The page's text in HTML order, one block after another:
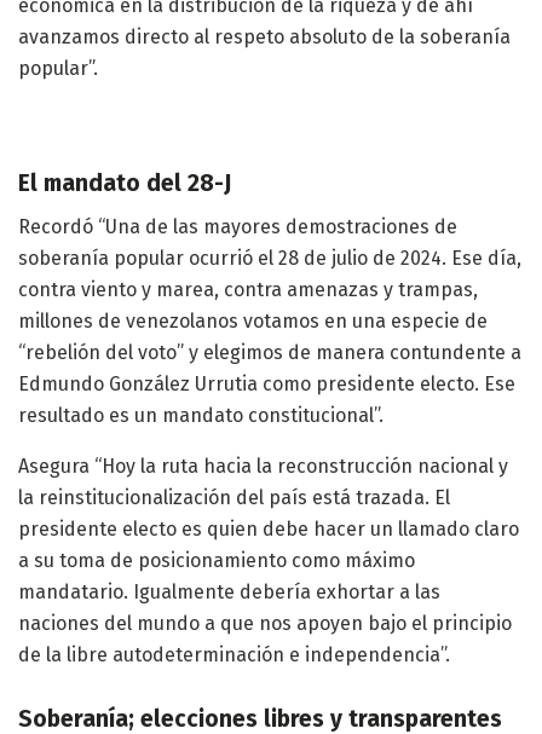
económica en la distribución de la riqueza y de ahí
avanzamos directo al respeto absoluto de la soberanía
popular”.
El mandato del 28-J
Recordó “Una de las mayores demostraciones de
soberanía popular ocurrió el 28 de julio de 2024. Ese día,
contra viento y marea, contra amenazas y trampas,
millones de venezolanos votamos en una especie de
“rebelión del voto” y elegimos de manera contundente a
Edmundo González Urrutia como presidente electo. Ese
resultado es un mandato constitucional”.
Asegura “Hoy la ruta hacia la reconstrucción nacional y
la reinstitucionalización del país está trazada. El
presidente electo es quien debe hacer un llamado claro
a su toma de posicionamiento como máximo
mandatario. Igualmente debería exhortar a las
naciones del mundo a que nos apoyen bajo el principio
de la libre autodeterminación e independencia”.
Soberanía; elecciones libres y transparentes